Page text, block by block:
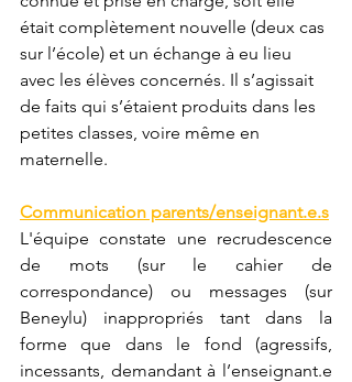
était complètement nouvelle (deux cas
sur l’école) et un échange à eu lieu
avec les élèves concernés. Il s’agissait
de faits qui s’étaient produits dans les
petites classes, voire même en
maternelle.
Communication parents/enseignant.e.s
L'équipe constate une recrudescence
de mots (sur le cahier de
correspondance) ou messages (sur
Beneylu) inappropriés tant dans la
forme que dans le fond (agressifs,
incessants, demandant à l’enseignant.e